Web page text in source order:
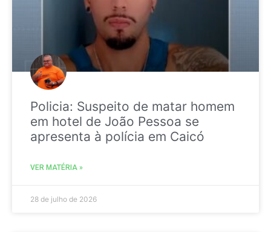
Policia: Suspeito de matar homem
em hotel de João Pessoa se
apresenta à polícia em Caicó
VER MATÉRIA »
28 de julho de 2026